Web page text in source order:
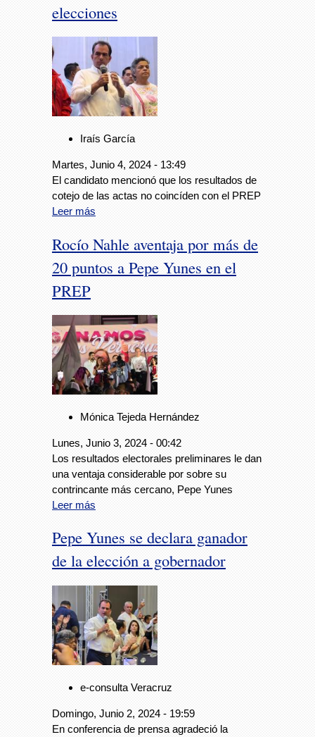
elecciones
Iraís García
Martes, Junio 4, 2024 - 13:49
El candidato mencionó que los resultados de
cotejo de las actas no coincíden con el PREP
Leer más
Rocío Nahle aventaja por más de
20 puntos a Pepe Yunes en el
PREP
Mónica Tejeda Hernández
Lunes, Junio 3, 2024 - 00:42
Los resultados electorales preliminares le dan
una ventaja considerable por sobre su
contrincante más cercano, Pepe Yunes
Leer más
Pepe Yunes se declara ganador
de la elección a gobernador
e-consulta Veracruz
Domingo, Junio 2, 2024 - 19:59
En conferencia de prensa agradeció la